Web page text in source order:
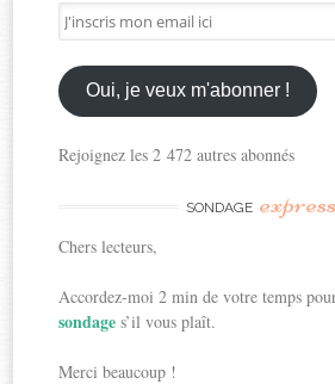
J'inscris
mon
email
ici
Oui, je veux m'abonner !
Rejoignez les 2 472 autres abonnés
SONDAGE express
Chers lecteurs,
Accordez-moi 2 min de votre temps
sondages’il vous plaît.
Merci beaucoup !